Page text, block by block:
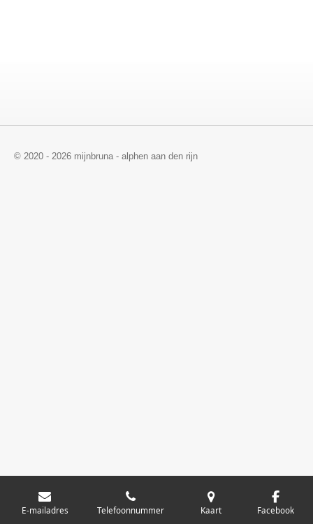
© 2020 - 2026 mijnbruna - alphen aan den rijn
E-mailadres Telefoonnummer Kaart Facebook